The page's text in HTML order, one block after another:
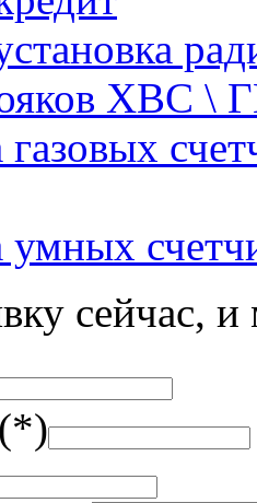
ХВС \
газовых
умных
сейчас,
*)